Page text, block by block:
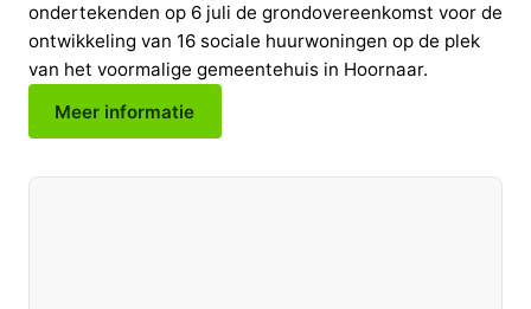
ondertekenden op 6 juli de grondovereenkomst voor de
ontwikkeling van 16 sociale huurwoningen op de plek
van het voormalige gemeentehuis in Hoornaar.
Meer informatie